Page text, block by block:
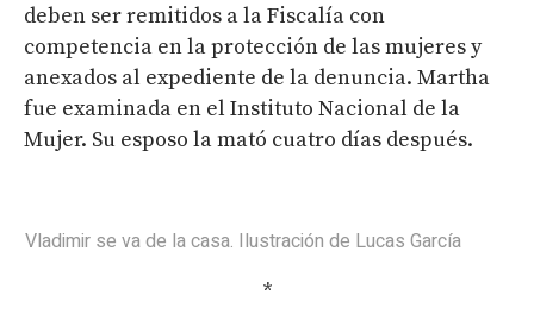
deben ser remitidos a la Fiscalía con
competencia en la protección de las mujeres y
anexados al expediente de la denuncia. Martha
fue examinada en el Instituto Nacional de la
Mujer. Su esposo la mató cuatro días después.
Vladimir se va de la casa. Ilustración de Lucas García
*